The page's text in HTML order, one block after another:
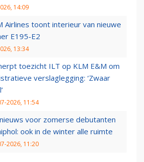
14:09
Airlines toont interieur van nieuwe
E195-E2
13:34
toezicht ILT op KLM E&M om
verslaglegging: ‘Zwaar
2026, 11:54
voor zomerse debutanten
ook in de winter alle ruimte
2026, 11:20